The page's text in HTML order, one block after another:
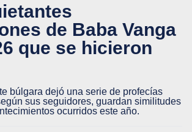
de Baba Vanga
que se hicieron
búlgara dejó una serie de profecías
sus seguidores, guardan similitudes
ocurridos este año.